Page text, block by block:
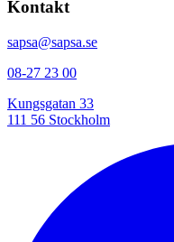
Kontakt
sapsa@sapsa.se
08-27 23 00
Kungsgatan 33
111 56 Stockholm